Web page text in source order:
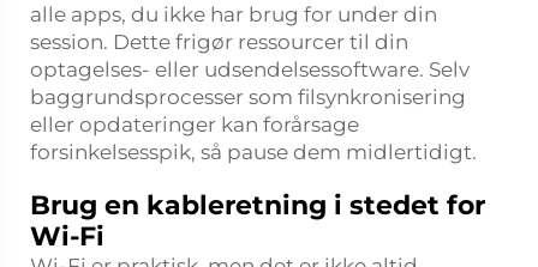
alle apps, du ikke har brug for under din
session. Dette frigør ressourcer til din
optagelses- eller udsendelsessoftware. Selv
baggrundsprocesser som filsynkronisering
eller opdateringer kan forårsage
forsinkelsesspik, så pause dem midlertidigt.
Brug en kableretning i stedet for
Wi-Fi